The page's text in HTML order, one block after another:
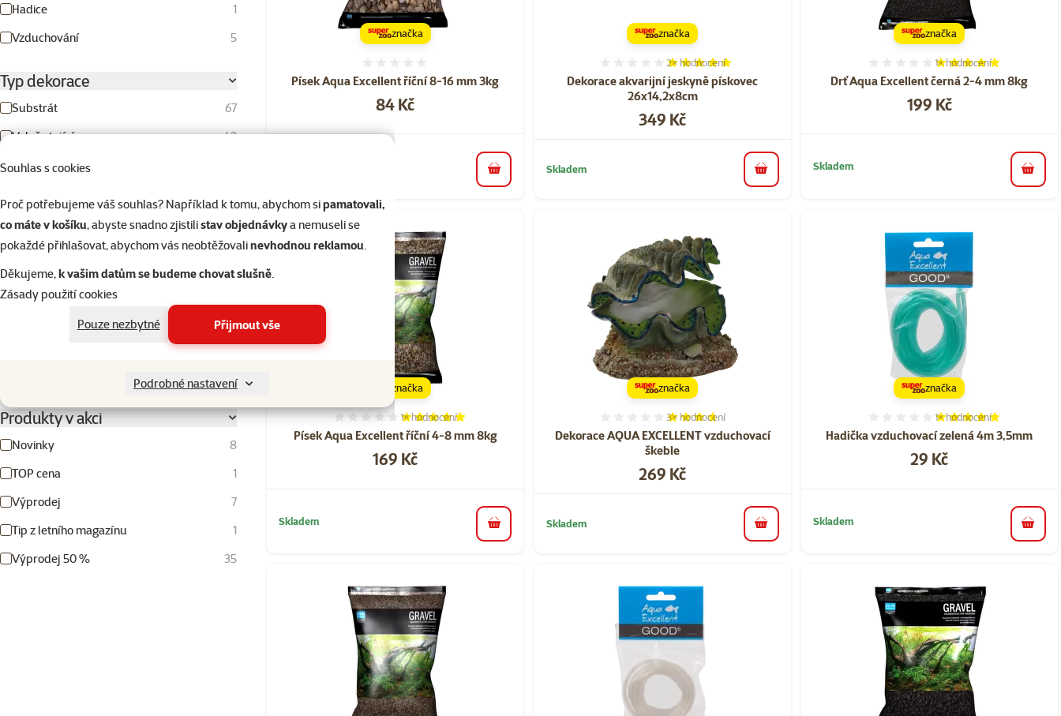
Souhlas s cookies
Proč potřebujeme váš souhlas? Například k tomu, abychom sipamatovali,
co máte v košíku, abyste snadno zjistilistav objednávkya nemuseli se
pokaždé přihlašovat, abychom vás neobtěžovalinevhodnou reklamou.
Děkujeme,k vašim datům se budeme chovat slušně.
Zásady použití cookies
Pouze nezbytné
Přijmout vše
Podrobné nastavení
Hadice
1
Vzduchování
5
Typ dekorace
Substrát
67
Volně stojící
43
Délka
Výška
19cm
Produkty v akci
Novinky
8
TOP cena
1
Výprodej
7
Tip z letního magazínu
1
Výprodej 50 %
35
Písek Aqua Excellent říční 8-16 mm 3kg
Cena
84 Kč
značka
do košíku
Dekorace akvarijní jeskyně pískovec
26x14,2x8cm
Hodnocení 100%, počet hodnocení: 2
2× hodnocení
Cena
349 Kč
značka
Skladem do košíku
Drť Aqua Excellent černá 2-4 mm 8kg
Hodnocení 100%, počet
1×hodnocení
Cena
199 Kč
značka
Skladem
do
Písek Aqua Excellent říční 4-8 mm 8kg
Hodnocení 100%, počet hodnocení: 1
1×hodnocení
Cena
169 Kč
značka
Skladem
do košíku
Dekorace AQUA EXCELLENT vzduchovací
škeble
Hodnocení 73%, počet hodnocení: 3
3× hodnocení
Cena
269 Kč
značka
Skladem do košíku
Hadička vzduchovací zelená 4m 3,5mm
Hodnocení 100%, počet
1×hodnocení
Cena
29 Kč
značka
Skladem
do